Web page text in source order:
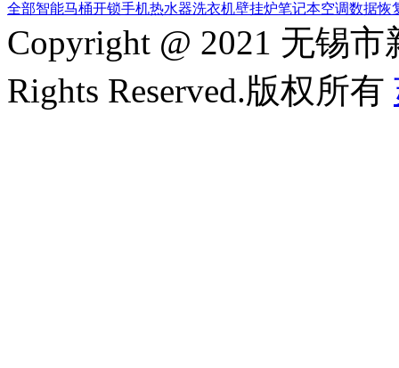
全部智能马桶开锁手机热水器洗衣机壁挂炉笔记本空调数据恢
Copyright @ 2021 无锡
Rights Reserved.版权所有